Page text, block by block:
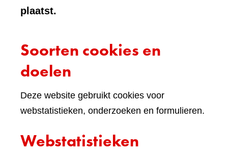
plaatst.
Soorten cookies en
doelen
Deze website gebruikt cookies voor
webstatistieken, onderzoeken en formulieren.
Webstatistieken